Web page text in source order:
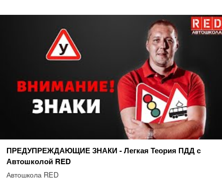
ПРЕДУПРЕЖДАЮЩИЕ ЗНАКИ - Легкая Теория ПДД с
Автошколой RED
Автошкола RED